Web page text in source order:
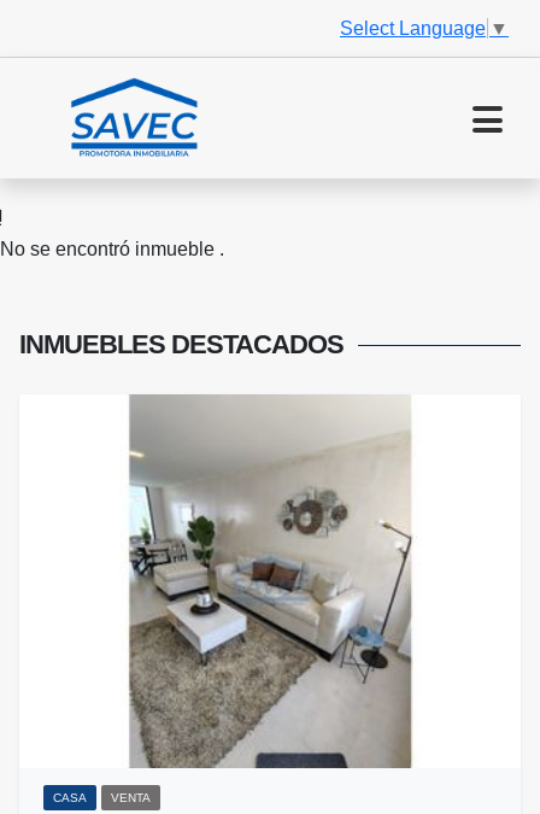
Select Language ▼
No se encontró inmueble .
INMUEBLES DESTACADOS
CASA VENTA